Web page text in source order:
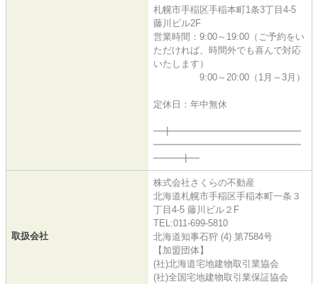
札幌市手稲区手稲本町1条3丁目4-5
藤川ビル2F
営業時間：9:00～19:00（ご予約をい
ただければ、時間外でも喜んで対応
いたします）
9:00～20:00（1月～3月）
定休日：年中無休
━╋━━━━━━━━━━━━━━
━━━━━━━━━━━━━━━━
━━━╋━
取扱会社
株式会社さくらの不動産
北海道札幌市手稲区手稲本町一条３
丁目4-5 藤川ビル２F
TEL:011-699-5810
北海道知事石狩 (4) 第7584号
【加盟団体】
(社)北海道宅地建物取引業協会
(社)全国宅地建物取引業保証協会